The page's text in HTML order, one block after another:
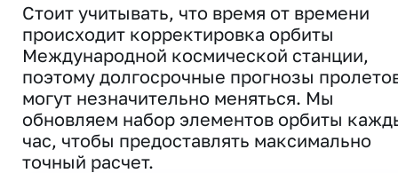
Стоит учитывать, что время от времени
происходит корректировка орбиты
Международной космической станции,
поэтому долгосрочные прогнозы
могут незначительно меняться. Мы
обновляем набор элементов орбиты
час, чтобы предоставлять максимально
точный расчет.